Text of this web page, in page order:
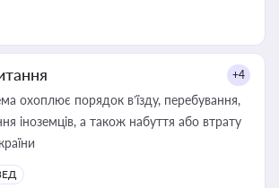
діяльності
+4
охоплює порядок в’їзду, перебування,
іноземців, а також набуття або втрату